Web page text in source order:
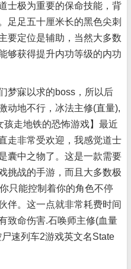
士极为重要的保命技能，背
足足五十厘米长的黑色尖刺
要定位是辅助，当然大多数
够获得提升内功等级的内功
寐以求的boss，所以后
动地不行，冰法主修(直量),
孩走地铁的恐怖游戏】最近
走非常受欢迎，我感觉道士
囊中之物了。这是一款需要
挑战的手游，而且大多数极
只能控制着你的角色不停
伴。这一点就非常耗费时间
致命伤害.石唤师主修(血量
速列车2游戏英文名State